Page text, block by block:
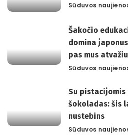
Posted
Sūduvos
Šakočio
domina
pas mus
Posted
Sūduvos
Su pistacijomis
šokoladas: šis
nustebins
Sūduvos